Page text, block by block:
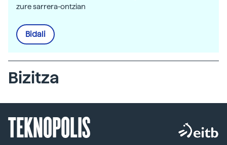
zure sarrera-ontzian
Bidali
Bizitza
TEKNOPOLIS